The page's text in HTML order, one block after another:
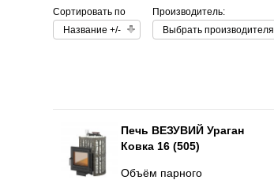
Сортировать по
Название +/-
Производитель:
Выбрать производителя
Печь ВЕЗУВИЙ Ураган
Ковка 16 (505)
Объём парного